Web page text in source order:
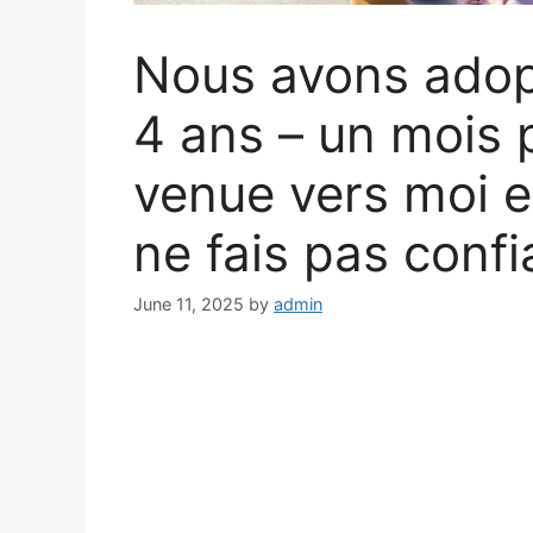
Nous avons
4 ans – un mois
venue vers moi
ne fais pas
June 11, 2025 by admin